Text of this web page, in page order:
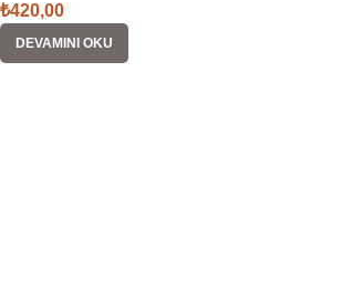
₺420,00
DEVAMINI OKU